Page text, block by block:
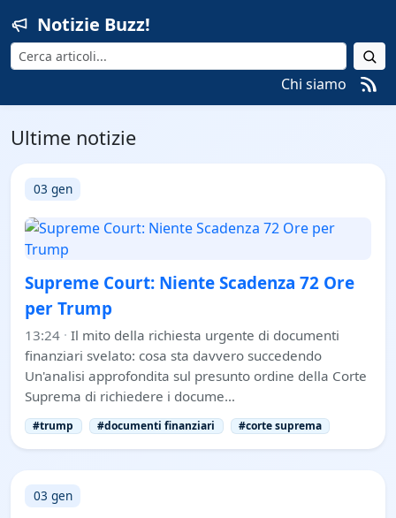
Notizie Buzz!
Cerca
Chi siamo
Ultime notizie
03 gen
Supreme Court: Niente Scadenza 72 Ore
per Trump
13:24 · Il mito della richiesta urgente di documenti
finanziari svelato: cosa sta davvero succedendo
Un'analisi approfondita sul presunto ordine della Corte
Suprema di richiedere i docume…
#trump #documenti finanziari #corte suprema
03 gen